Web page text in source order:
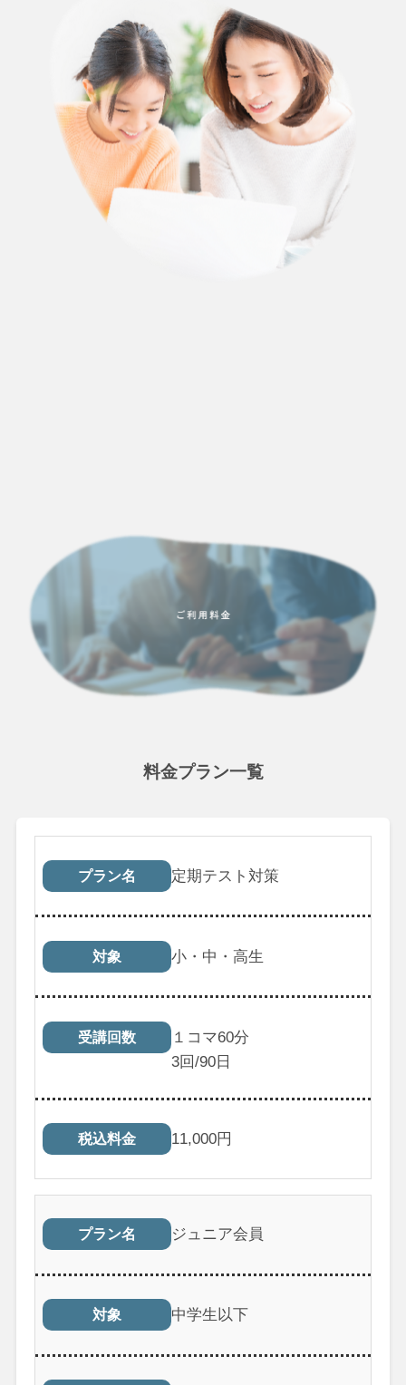
料金プラン一覧
プラン名 対象 受講回数
プラン名 定期テスト対策
対象 小・中・高生
受講回数
１コマ60分
3回/90日
税込料金 11,000円
プラン名 ジュニア会員
対象 中学生以下